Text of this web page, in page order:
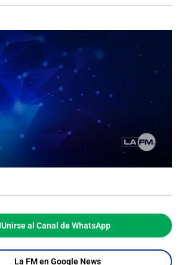
Unirse al Canal de WhatsApp
La FM en Google News